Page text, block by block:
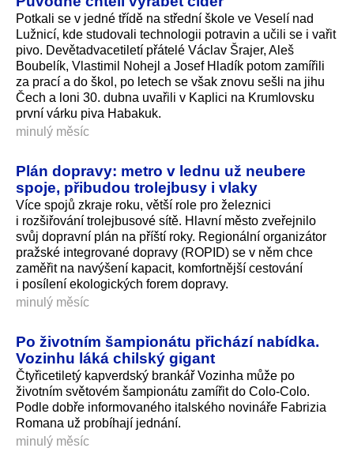
Potkali se v jedné třídě na střední škole ve Veselí nad
Lužnicí, kde studovali technologii potravin a učili se i vařit
pivo. Devětadvacetiletí přátelé Václav Šrajer, Aleš
Boubelík, Vlastimil Nohejl a Josef Hladík potom zamířili
za prací a do škol, po letech se však znovu sešli na jihu
Čech a loni 30. dubna uvařili v Kaplici na Krumlovsku
první várku piva Habakuk.
minulý měsíc
Plán dopravy: metro v lednu už neubere
spoje, přibudou trolejbusy i vlaky
Více spojů zkraje roku, větší role pro železnici
i rozšiřování trolejbusové sítě. Hlavní město zveřejnilo
svůj dopravní plán na příští roky. Regionální organizátor
pražské integrované dopravy (ROPID) se v něm chce
zaměřit na navýšení kapacit, komfortnější cestování
i posílení ekologických forem dopravy.
minulý měsíc
Po životním šampionátu přichází nabídka.
Vozinhu láká chilský gigant
Čtyřicetiletý kapverdský brankář Vozinha může po
životním světovém šampionátu zamířit do Colo-Colo.
Podle dobře informovaného italského novináře Fabrizia
Romana už probíhají jednání.
minulý měsíc